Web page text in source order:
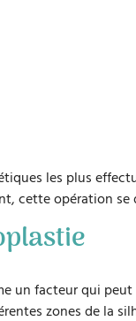
les plus
cette opération
un facteur qui
zones de la